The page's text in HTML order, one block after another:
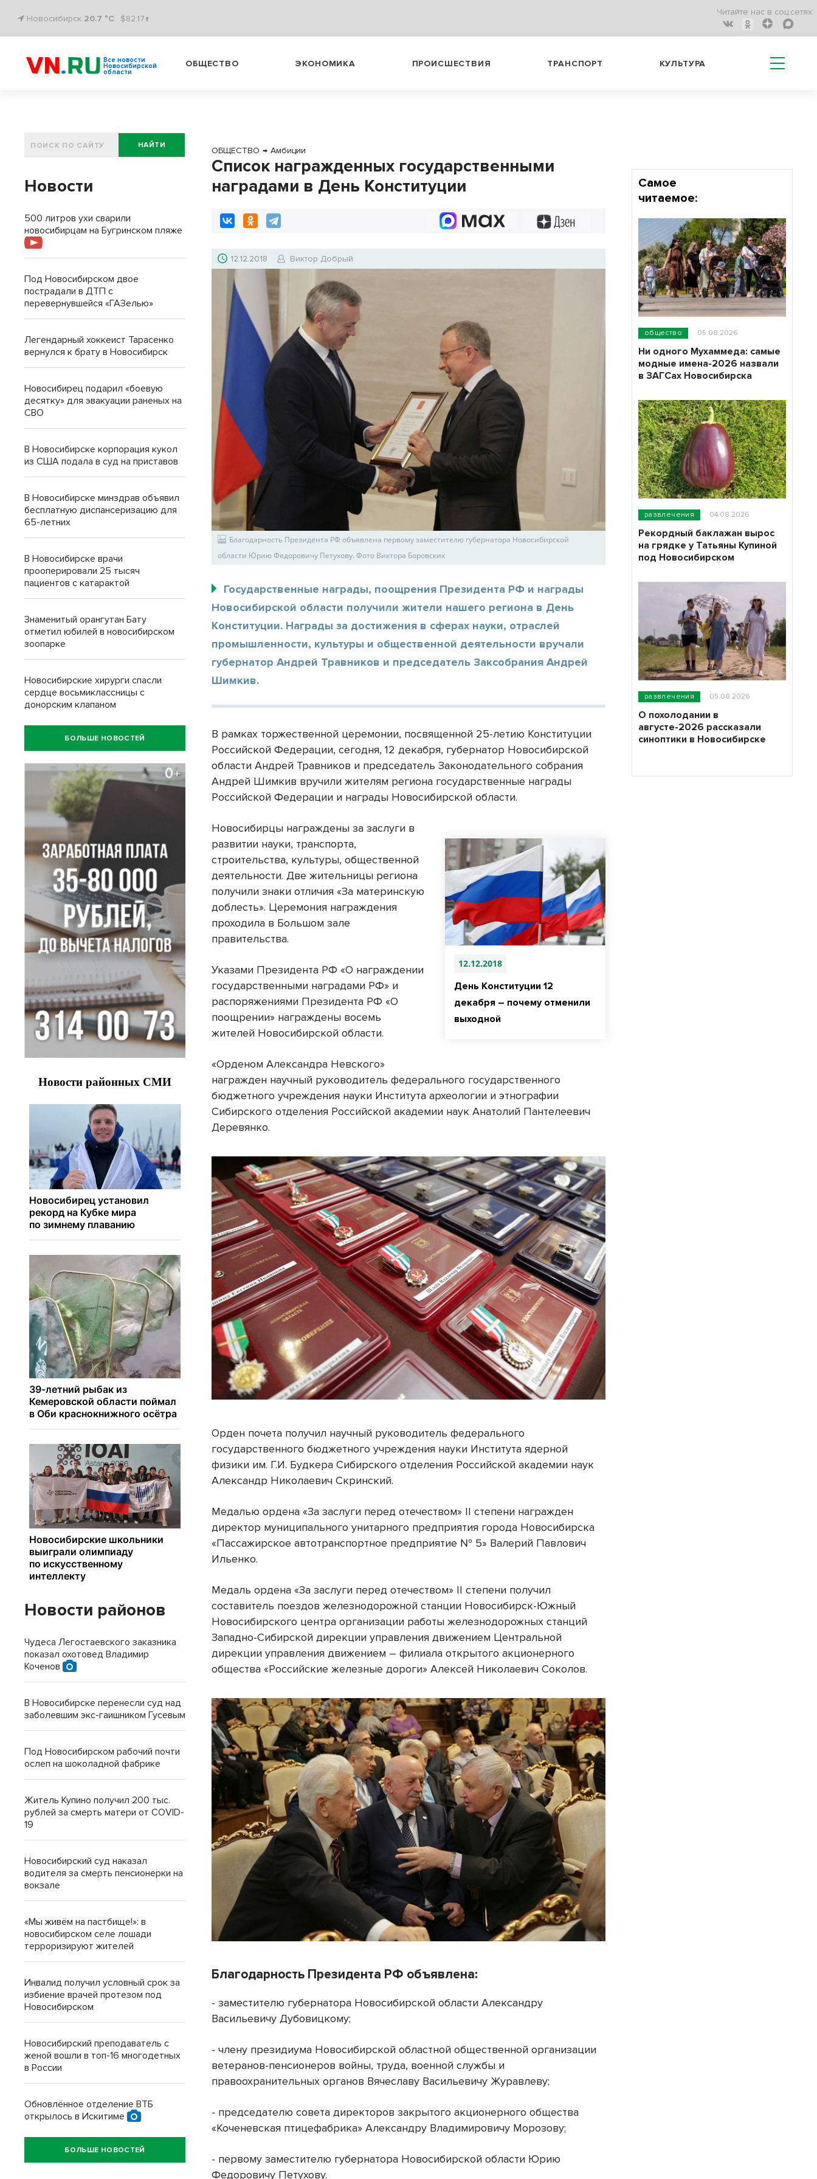
Новосибирск 20.7 °C $82.17↑
Читайте нас в соц.сетях:
Все новости
Новосибирской
области
ОБЩЕСТВО ЭКОНОМИКА ПРОИСШЕСТВИЯ ТРАНСПОРТ КУЛЬТУРА
ОБЩЕСТВО → Амбиции
Список награжденных государственными
наградами в День Конституции
12.12.2018 Виктор Добрый
Благодарность Президента РФ объявлена первому заместителю губернатора Новосибирской
области Юрию Федоровичу Петухову. Фото Виктора Боровских
Государственные награды, поощрения Президента РФ и награды
Новосибирской области получили жители нашего региона в День
Конституции. Награды за достижения в сферах науки, отраслей
промышленности, культуры и общественной деятельности вручали
губернатор Андрей Травников и председатель Заксобрания Андрей
Шимкив.
В рамках торжественной церемонии, посвященной 25-летию Конституции
Российской Федерации, сегодня, 12 декабря, губернатор Новосибирской
области Андрей Травников и председатель Законодательного собрания
Андрей Шимкив вручили жителям региона государственные награды
Российской Федерации и награды Новосибирской области.
12.12.2018
День Конституции 12
декабря – почему отменили
выходной
Новосибирцы награждены за заслуги в
развитии науки, транспорта,
строительства, культуры, общественной
деятельности. Две жительницы региона
получили знаки отличия «За материнскую
доблесть». Церемония награждения
проходила в Большом зале
правительства.
Указами Президента РФ «О награждении
государственными наградами РФ» и
распоряжениями Президента РФ «О
поощрении» награждены восемь
жителей Новосибирской области.
«Орденом Александра Невского»
награжден научный руководитель федерального государственного
бюджетного учреждения науки Института археологии и этнографии
Сибирского отделения Российской академии наук Анатолий Пантелеевич
Деревянко.
Орден почета получил научный руководитель федерального
государственного бюджетного учреждения науки Института ядерной
физики им. Г.И. Будкера Сибирского отделения Российской академии наук
Александр Николаевич Скринский.
Медалью ордена «За заслуги перед отечеством» II степени награжден
директор муниципального унитарного предприятия города Новосибирска
«Пассажирское автотранспортное предприятие № 5» Валерий Павлович
Ильенко.
Медаль ордена «За заслуги перед отечеством» II степени получил
составитель поездов железнодорожной станции Новосибирск-Южный
Новосибирского центра организации работы железнодорожных станций
Западно-Сибирской дирекции управления движением Центральной
дирекции управления движением – филиала открытого акционерного
общества «Российские железные дороги» Алексей Николаевич Соколов.
Благодарность Президента РФ объявлена:
- заместителю губернатора Новосибирской области Александру
Васильевичу Дубовицкому;
- члену президиума Новосибирской областной общественной организации
ветеранов-пенсионеров войны, труда, военной службы и
правоохранительных органов Вячеславу Васильевичу Журавлеву;
- председателю совета директоров закрытого акционерного общества
«Коченевская птицефабрика» Александру Владимировичу Морозову;
- первому заместителю губернатора Новосибирской области Юрию
Федоровичу Петухову.
НАЙТИ
Новости
500 литров ухи сварили
новосибирцам на Бугринском пляже
Под Новосибирском двое
пострадали в ДТП с
перевернувшейся «ГАЗелью»
Легендарный хоккеист Тарасенко
вернулся к брату в Новосибирск
Новосибирец подарил «боевую
десятку» для эвакуации раненых на
СВО
В Новосибирске корпорация кукол
из США подала в суд на приставов
В Новосибирске минздрав объявил
бесплатную диспансеризацию для
65-летних
В Новосибирске врачи
прооперировали 25 тысяч
пациентов с катарактой
Знаменитый орангутан Бату
отметил юбилей в новосибирском
зоопарке
Новосибирские хирурги спасли
сердце восьмиклассницы с
донорским клапаном
БОЛЬШЕ НОВОСТЕЙ
Новости районов
Чудеса Легостаевского заказника
показал охотовед Владимир
Коченов
В Новосибирске перенесли суд над
заболевшим экс-гаишником Гусевым
Под Новосибирском рабочий почти
ослеп на шоколадной фабрике
Житель Купино получил 200 тыс.
рублей за смерть матери от COVID-
19
Новосибирский суд наказал
водителя за смерть пенсионерки на
вокзале
«Мы живём на пастбище!»: в
новосибирском селе лошади
терроризируют жителей
Инвалид получил условный срок за
избиение врачей протезом под
Новосибирском
Новосибирский преподаватель с
женой вошли в топ-16 многодетных
в России
Обновлённое отделение ВТБ
открылось в Искитиме
БОЛЬШЕ НОВОСТЕЙ
Самое
читаемое:
общество 05.08.2026
Ни одного Мухаммеда: самые
модные имена-2026 назвали
в ЗАГСах Новосибирска
развлечения 04.08.2026
Рекордный баклажан вырос
на грядке у Татьяны Купиной
под Новосибирском
развлечения 05.08.2026
О похолодании в
августе-2026 рассказали
синоптики в Новосибирске